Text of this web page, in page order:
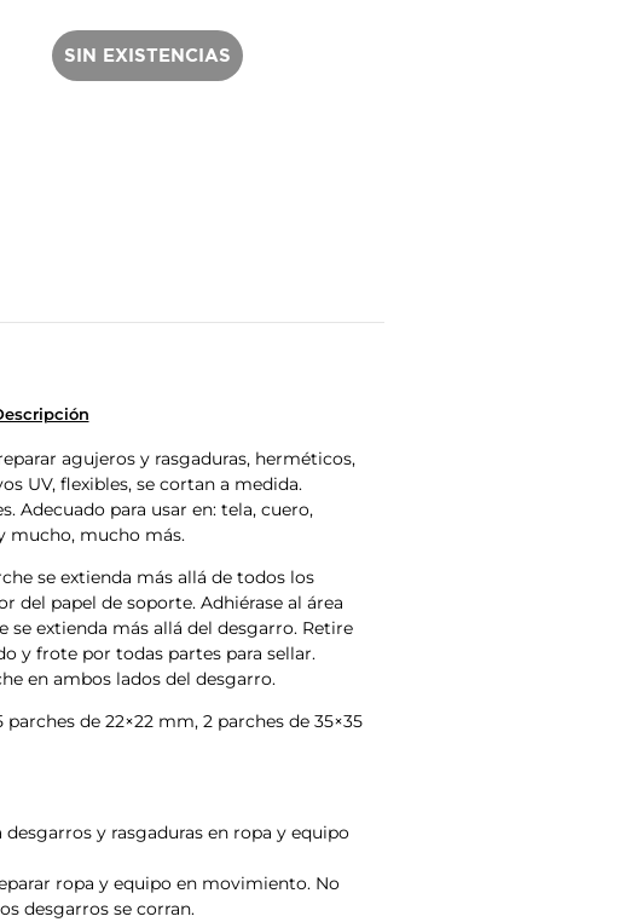
SIN EXISTENCIAS
agujeros y rasgaduras, herméticos,
UV, flexibles, se cortan a medida.
Adecuado para usar en: tela, cuero,
mucho, mucho más.
se extienda más allá de todos los
del papel de soporte. Adhiérase al área
se extienda más allá del desgarro. Retire
y frote por todas partes para sellar.
en ambos lados del desgarro.
de 22×22 mm, 2 parches de 35×35
y rasgaduras en ropa y equipo
ropa y equipo en movimiento. No
desgarros se corran.